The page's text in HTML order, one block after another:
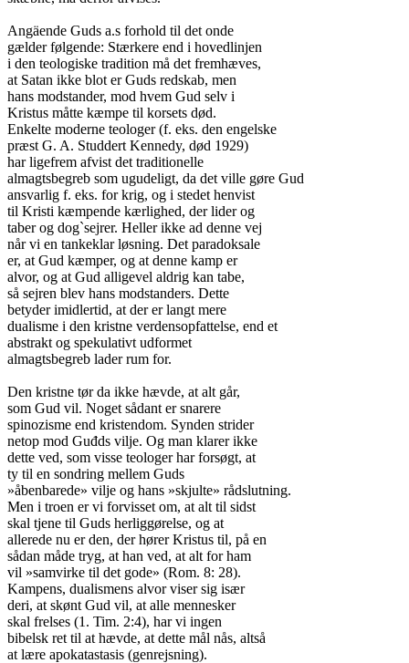
Angäende Guds a.s forhold til det onde
gælder følgende: Stærkere end i hovedlinjen
i den teologiske tradition må det fremhæves,
at Satan ikke blot er Guds redskab, men
hans modstander, mod hvem Gud selv i
Kristus måtte kæmpe til korsets død.
Enkelte moderne teologer (f. eks. den engelske
præst G. A. Studdert Kennedy, død 1929)
har ligefrem afvist det traditionelle
almagtsbegreb som ugudeligt, da det ville gøre Gud
ansvarlig f. eks. for krig, og i stedet henvist
til Kristi kæmpende kærlighed, der lider og
taber og dog`sejrer. Heller ikke ad denne vej
når vi en tankeklar løsning. Det paradoksale
er, at Gud kæmper, og at denne kamp er
alvor, og at Gud alligevel aldrig kan tabe,
så sejren blev hans modstanders. Dette
betyder imidlertid, at der er langt mere
dualisme i den kristne verdensopfattelse, end et
abstrakt og spekulativt udformet
almagtsbegreb lader rum for.
Den kristne tør da ikke hævde, at alt går,
som Gud vil. Noget sådant er snarere
spinozisme end kristendom. Synden strider
netop mod Guđds vilje. Og man klarer ikke
dette ved, som visse teologer har forsøgt, at
ty til en sondring mellem Guds
»åbenbarede» vilje og hans »skjulte» rådslutning.
Men i troen er vi forvisset om, at alt til sidst
skal tjene til Guds herliggørelse, og at
allerede nu er den, der hører Kristus til, på en
sådan måde tryg, at han ved, at alt for ham
vil »samvirke til det gode» (Rom. 8: 28).
Kampens, dualismens alvor viser sig især
deri, at skønt Gud vil, at alle mennesker
skal frelses (1. Tim. 2:4), har vi ingen
bibelsk ret til at hævde, at dette mål nås, altså
at lære apokatastasis (genrejsning).